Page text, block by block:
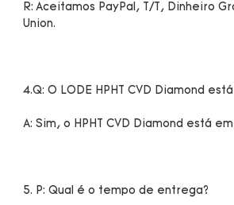
R: Aceitamos PayPal, T/T, Dinheiro